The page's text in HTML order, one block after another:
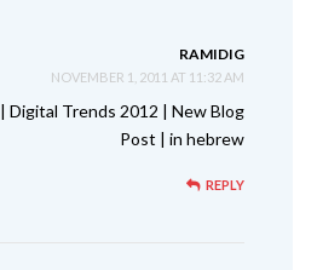
RAMIDIG
NOVEMBER 1, 2011 AT 11:32 AM
| Digital Trends 2012 | New Blog
Post | in hebrew
REPLY